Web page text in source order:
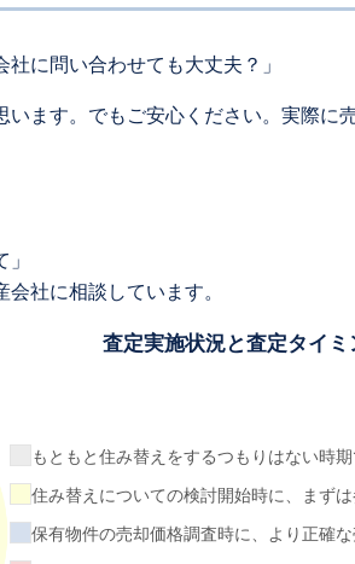
社に問い合わせても大丈夫？」
ます。でもご安心ください。実際に
社に相談しています。
査定実施状況と査定タイミ
もともと住み替えをするつもりはない時
住み替えについての検討開始時に、まず
保有物件の売却価格調査時に、より正確